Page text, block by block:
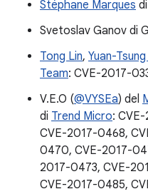
Stéphane Marques di
Svetoslav Ganov di
Tong Lin, Yuan-
Team: CVE-2017-
V.E.O (@VYSEa) del
di Trend Micro:
CVE-2017-0468,
0470, CVE-2017-
2017-0473, CVE-
CVE-2017-0485,